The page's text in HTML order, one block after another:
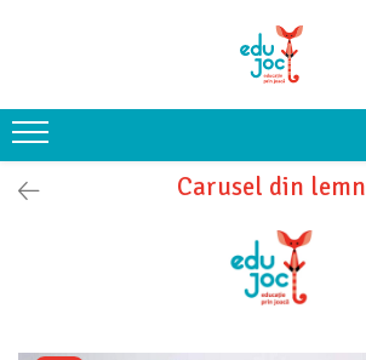
1-2 ani
3-4 ani
5-7 ani
Carusel din lemn